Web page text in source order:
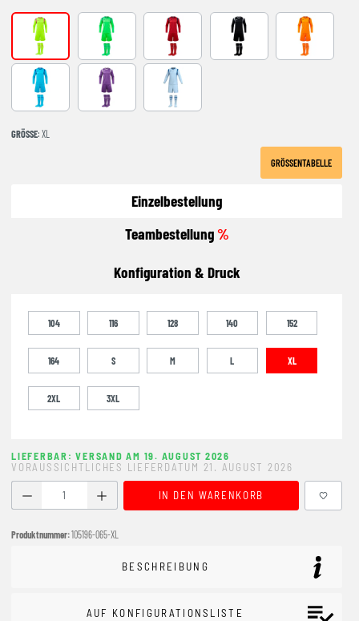
AMARILLO FLUORFLUOR GREEN RED-NAVY BLACK-GREY NARANJA
Turquoise Purple LIGHT BLUE
GRÖSSE : XL
GRÖSSENTABELLE
Einzelbestellung
Teambestellung%
Konfiguration & Druck
104 116 128 140 152
164 S M L XL
2XL 3XL
LIEFERBAR: VERSAND AM 19. AUGUST 2026
VORAUSSICHTLICHES LIEFERDATUM 21. AUGUST 2026
Produkt Anzahl: Gib den gewünschten Wert ein oder
IN DEN WARENKORB
Produktnummer:105196-065-XL
BESCHREIBUNG
AUF KONFIGURATIONSLISTE